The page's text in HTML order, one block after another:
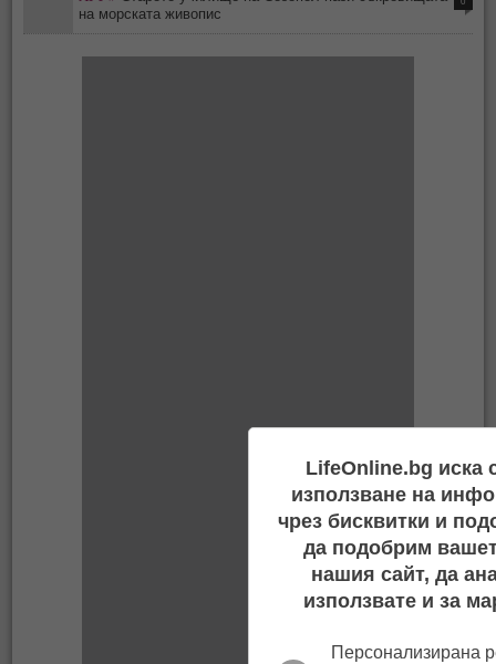
на морската живопис
LifeOnline.bg иска
използване на
чрез бисквитки и
да подобрим
нашия сайт, да
използвате и за
Персонализирана